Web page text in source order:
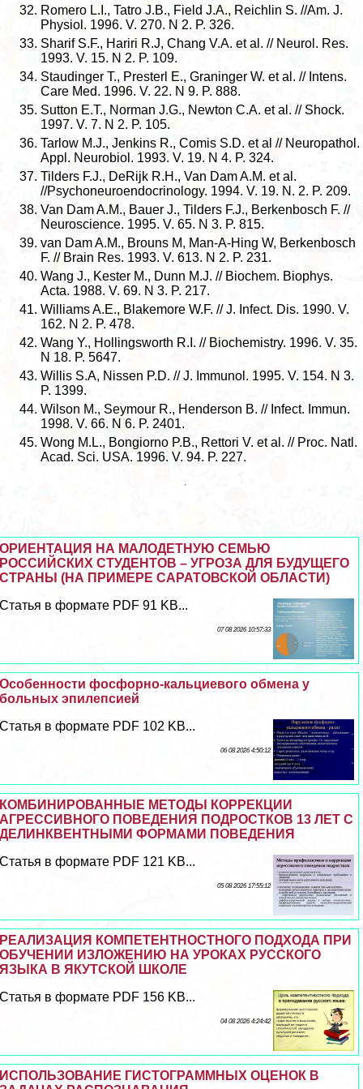
Romero L.I., Tatro J.B., Field J.A., Reichlin S. //Am. J.
Physiol. 1996. V. 270. N 2. P. 326.
Sharif S.F., Hariri R.J, Chang V.A. et al. // Neurol. Res.
1993. V. 15. N 2. P. 109.
Staudinger T., Presterl E., Graninger W. et al. // Intens.
Care Med. 1996. V. 22. N 9. P. 888.
Sutton E.T., Norman J.G., Newton C.A. et al. // Shock.
1997. V. 7. N 2. P. 105.
Tarlow M.J., Jenkins R., Comis S.D. et al // Neuropathol.
Appl. Neurobiol. 1993. V. 19. N 4. P. 324.
Tilders F.J., DeRijk R.H., Van Dam A.M. et al.
//Psychoneuroendocrinology. 1994. V. 19. N. 2. P. 209.
Van Dam A.M., Bauer J., Tilders F.J., Berkenbosch F. //
Neuroscience. 1995. V. 65. N 3. P. 815.
van Dam A.M., Brouns M, Man-A-Hing W, Berkenbosch
F. // Brain Res. 1993. V. 613. N 2. P. 231.
Wang J., Kester M., Dunn M.J. // Biochem. Biophys.
Acta. 1988. V. 69. N 3. P. 217.
Williams A.E., Blakemore W.F. // J. Infect. Dis. 1990. V.
162. N 2. P. 478.
Wang Y., Hollingsworth R.I. // Biochemistry. 1996. V. 35.
N 18. P. 5647.
Willis S.A, Nissen P.D. // J. Immunol. 1995. V. 154. N 3.
P. 1399.
Wilson M., Seymour R., Henderson B. // Infect. Immun.
1998. V. 66. N 6. P. 2401.
Wong M.L., Bongiorno P.B., Rettori V. et al. // Proc. Natl.
Acad. Sci. USA. 1996. V. 94. P. 227.
ОРИЕНТАЦИЯ НА МАЛОДЕТНУЮ СЕМЬЮ
РОССИЙСКИХ СТУДЕНТОВ – УГРОЗА ДЛЯ БУДУЩЕГО
СТРАНЫ (НА ПРИМЕРЕ САРАТОВСКОЙ ОБЛАСТИ)
Статья в формате PDF 91 KB...
07 08 2026 10:57:33
Особенности фосфорно-кальциевого обмена у
больных эпилепсией
Статья в формате PDF 102 KB...
06 08 2026 4:50:12
КОМБИНИРОВАННЫЕ МЕТОДЫ КОРРЕКЦИИ
АГРЕССИВНОГО ПОВЕДЕНИЯ ПОДРОСТКОВ 13 ЛЕТ С
ДЕЛИНКВЕНТНЫМИ ФОРМАМИ ПОВЕДЕНИЯ
Статья в формате PDF 121 KB...
05 08 2026 17:55:12
РЕАЛИЗАЦИЯ КОМПЕТЕНТНОСТНОГО ПОДХОДА ПРИ
ОБУЧЕНИИ ИЗЛОЖЕНИЮ НА УРОКАХ РУССКОГО
ЯЗЫКА В ЯКУТСКОЙ ШКОЛЕ
Статья в формате PDF 156 KB...
04 08 2026 4:24:42
ИСПОЛЬЗОВАНИЕ ГИСТОГРАММНЫХ ОЦЕНОК В